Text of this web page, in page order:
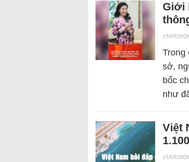
Giới
15/05/2026
Trong
sở,
bốc
như
Việt
15/05/2026